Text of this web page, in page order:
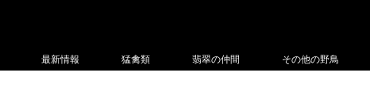
最新情報 猛禽類 翡翠の仲間 その他の野鳥